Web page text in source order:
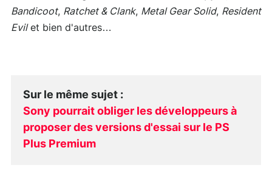
Bandicoot, Ratchet & Clank, Metal Gear Solid, Resident
Evilet bien d'autres…
Sur le même sujet :
Sony pourrait obliger les développeurs à
proposer des versions d'essai sur le PS
Plus Premium